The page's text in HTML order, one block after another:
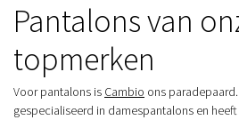
Pantalons van
topmerken
Voor pantalons is Cambio ons
gespecialiseerd in damespantalons en